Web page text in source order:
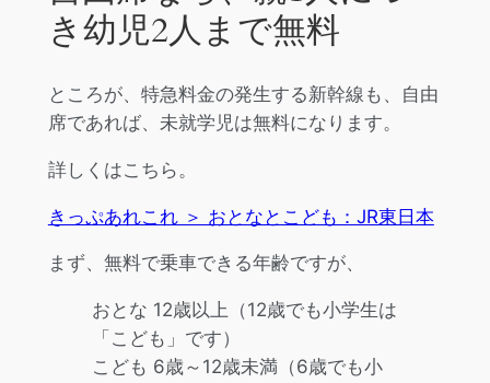
き幼児2人まで無料
ところが、特急料金の発生する新幹線も、自由
席であれば、未就学児は無料になります。
詳しくはこちら。
きっぷあれこれ ＞ おとなとこども：JR東日本
まず、無料で乗車できる年齢ですが、
おとな 12歳以上（12歳でも小学生は
「こども」です）
こども 6歳～12歳未満（6歳でも小